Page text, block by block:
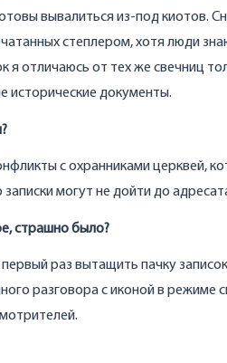
вывалиться из-под киотов.
степлером, хотя люди
я отличаюсь от тех же свечниц
исторические документы.
с охранниками церквей,
могут не дойти до
страшно было?
раз вытащить пачку
разговора с иконой в режиме